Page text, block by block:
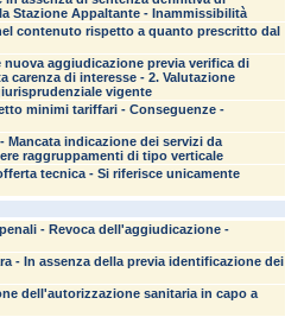
Stazione Appaltante - Inammissibilità
contenuto rispetto a quanto prescritto dal
aggiudicazione previa verifica di
di interesse - 2. Valutazione
vigente
minimi tariffari - Conseguenze -
indicazione dei servizi da
raggruppamenti di tipo verticale
tecnica - Si riferisce unicamente
- Revoca dell'aggiudicazione -
- In assenza della previa identificazione dei
dell'autorizzazione sanitaria in capo a